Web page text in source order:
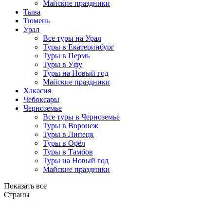
Майские праздники
Тыва
Тюмень
Урал
Все туры на Урал
Туры в Екатеринбург
Туры в Пермь
Туры в Уфу
Туры на Новый год
Майские праздники
Хакасия
Чебоксары
Черноземье
Все туры в Черноземье
Туры в Воронеж
Туры в Липецк
Туры в Орёл
Туры в Тамбов
Туры на Новый год
Майские праздники
Показать все
Страны